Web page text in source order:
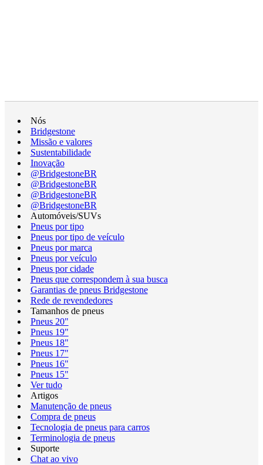
Nós
Bridgestone
Missão e valores
Sustentabilidade
Inovação
@BridgestoneBR
@BridgestoneBR
@BridgestoneBR
@BridgestoneBR
Automóveis/SUVs
Pneus por tipo
Pneus por tipo de veículo
Pneus por marca
Pneus por veículo
Pneus por cidade
Pneus que correspondem à sua busca
Garantias de pneus Bridgestone
Rede de revendedores
Tamanhos de pneus
Pneus 20"
Pneus 19"
Pneus 18"
Pneus 17"
Pneus 16"
Pneus 15"
Ver tudo
Artigos
Manutenção de pneus
Compra de pneus
Tecnologia de pneus para carros
Terminologia de pneus
Suporte
Chat ao vivo